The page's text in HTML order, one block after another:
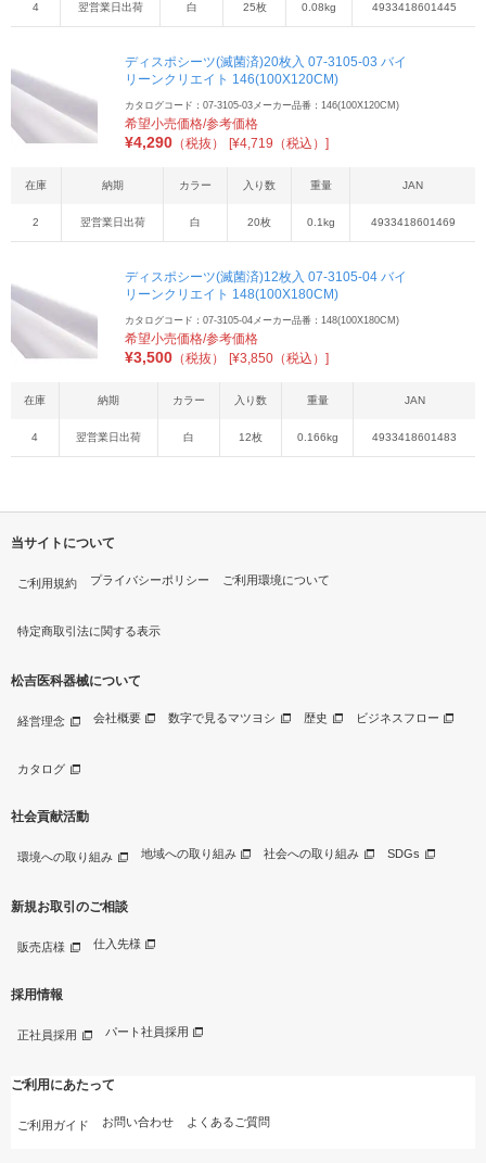
4 翌営業日出荷 白 25枚 0.08kg 4933418601445
ディスポシーツ(滅菌済)20枚入 07-3105-03 バイ
リーンクリエイト 146(100X120CM)
カタログコード：07-3105-03メーカー品番：146(100X120CM)
希望小売価格/参考価格
¥4,290 （税抜） [¥4,719（税込）]
在庫 納期 カラー 入り数 重量 JAN
2 翌営業日出荷 白 20枚 0.1kg 4933418601469
ディスポシーツ(滅菌済)12枚入 07-3105-04 バイ
リーンクリエイト 148(100X180CM)
カタログコード：07-3105-04メーカー品番：148(100X180CM)
希望小売価格/参考価格
¥3,500 （税抜） [¥3,850（税込）]
在庫 納期 カラー 入り数 重量 JAN
4 翌営業日出荷 白 12枚 0.166kg 4933418601483
当サイトについて
ご利用規約 プライバシーポリシー ご利用環境について
特定商取引法に関する表示
松吉医科器械について
経営理念 会社概要 数字で見るマツヨシ 歴史 ビジネスフロー
カタログ
社会貢献活動
環境への取り組み 地域への取り組み 社会への取り組み SDGs
新規お取引のご相談
販売店様 仕入先様
採用情報
正社員採用 パート社員採用
ご利用にあたって
ご利用ガイド お問い合わせ よくあるご質問